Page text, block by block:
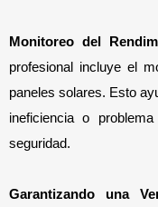
Monitoreo del
profesional incluye el
paneles solares. Esto
ineficiencia o
seguridad.
Garantizando una